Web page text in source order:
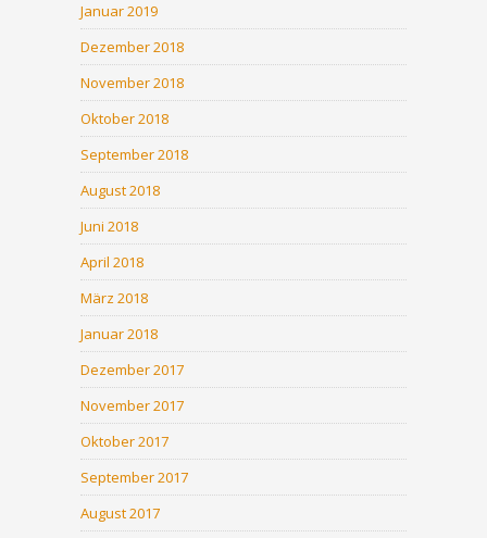
Januar 2019
Dezember 2018
November 2018
Oktober 2018
September 2018
August 2018
Juni 2018
April 2018
März 2018
Januar 2018
Dezember 2017
November 2017
Oktober 2017
September 2017
August 2017